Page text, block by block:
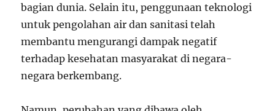
bagian dunia. Selain itu, penggunaan teknologi
untuk pengolahan air dan sanitasi telah
membantu mengurangi dampak negatif
terhadap kesehatan masyarakat di negara-
negara berkembang.